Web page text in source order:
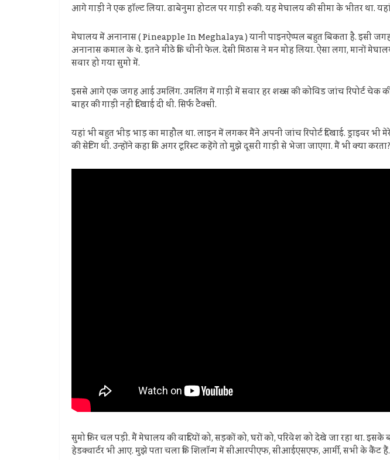
आगे गाड़ी ने एक हॉल्ट लिया. ढाबेनुमा होटल पर गाड़ी रुकी. यह मेघालय की सीमा के भीतर
मेघालय में अनानास ( Pineapple In Meghalaya ) यानी पाइनऐप्पल बहुत बिकता है. इसी
अनानास कमाल के थे. इतने मीठे कि चीनी फेल. देसी मिठास ने मन मोह लिया. ऐसा लगा, मानों
सवार हो गया सुमो में.
इससे आगे एक जगह आई उमलिंग. उमलिंग में गाड़ी में सवार हर शख्स की कोविड जांच रिपोर्ट चेक की
बाहर की गाड़ी नहीं दिखाई दी थी. सिर्फ टैक्सी.
यहां भी बहुत भीड़ भाड़ का माहौल था. लाइन में लगकर मैंने अपनी जांच रिपोर्ट दिखाई. ड्राइवर भी
की सेटिंग थी. उन्होंने कहा कि अगर टूरिस्ट कहेंगे तो मुझे दूसरी गाड़ी से भेजा जाएगा. मैं भी क्या
सुमो फिर चल पड़ी. मैं मेघालय की वादियों को, सड़कों को, घरों को, परिवेश को देखे जा रहा था.
हेडक्वार्टर भी आए. मुझे पता चला कि शिलॉन्ग में सीआरपीएफ, सीआईएसएफ, आर्मी, सभी के कैंट हैं.